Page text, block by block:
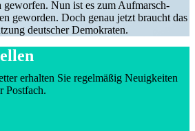
geworfen. Nun ist es zum Aufmarsch­
geworden. Doch genau jetzt braucht das
deutscher Demokraten.
erhalten Sie regel­mäßig Neuig­keiten
Postfach.